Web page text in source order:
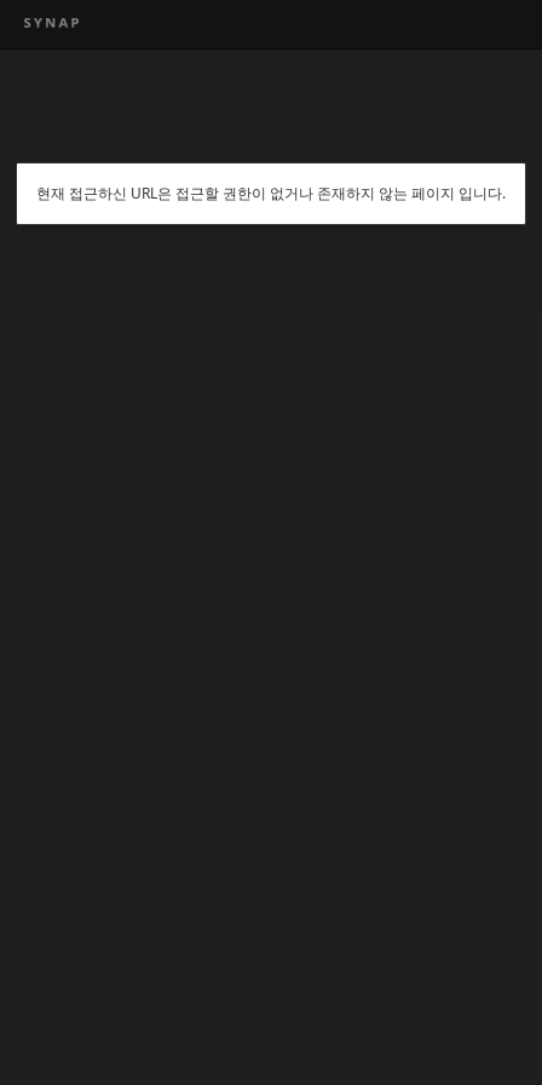
현재 접근하신 URL은 접근할 권한이 없거나 존재하지 않는 페이지 입니다.